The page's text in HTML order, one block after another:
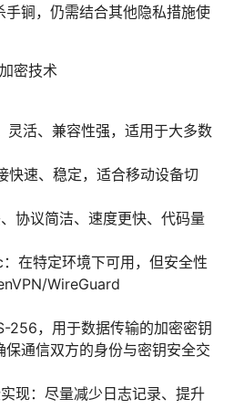
手锏，仍需结合其他隐私措施使
密技术
灵活、兼容性强，适用于大多数
快速、稳定，适合移动设备切
协议简洁、速度更快、代码量
在特定环境下可用，但安全性
WireGuard
256，用于数据传输的加密密钥
通信双方的身份与密钥安全交
现：尽量减少日志记录、提升